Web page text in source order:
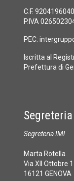
C.F.
P.IVA
PEC:
Iscritta al
Prefettura di
Segreteria IMI
Marta Rotella
Via XII Ottobre 1
16121 GENOVA